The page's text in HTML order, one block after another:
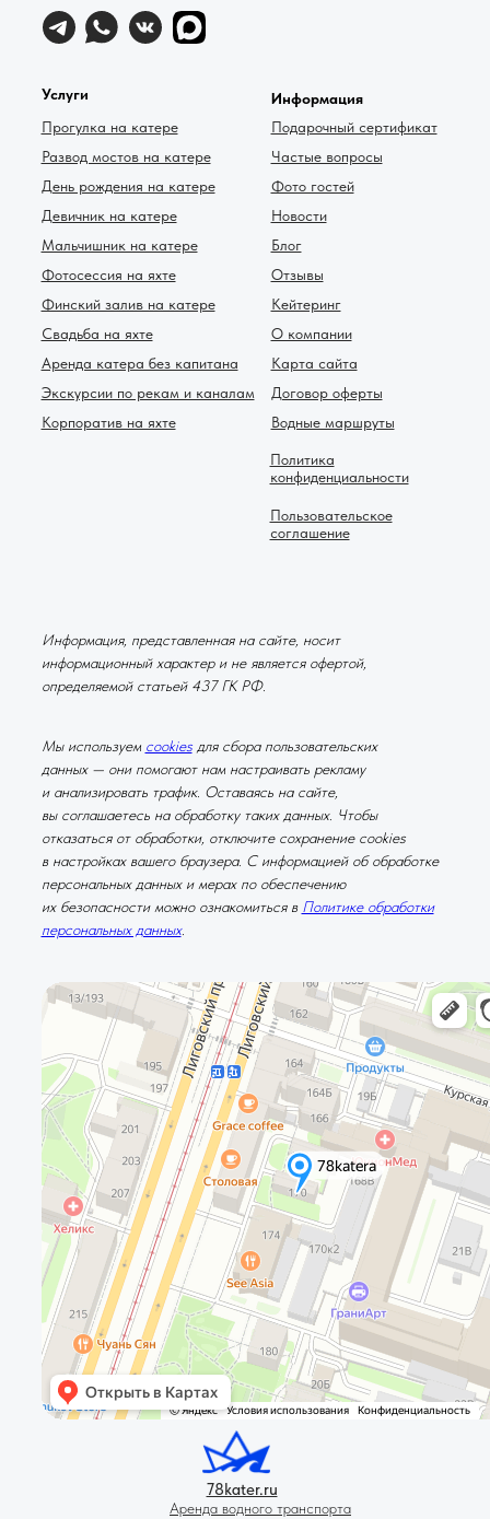
Услуги
Прогулка на катере
Развод мостов на катере
День рождения на катере
Девичник на катере
Мальчишник на катере
Фотосессия на яхте
Финский залив на катере
Свадьба на яхте
Аренда катера без капитана
Экскурсии по рекам и каналам
Корпоратив на яхте
78kater.ru
Аренда водного транспорта
Пользовательское
соглашение
Политика
конфиденциальности
Договор оферты
Водные маршруты
Блог
Информация
Подарочный сертификат
Частые вопросы
Фото гостей
Новости
Отзывы
Кейтеринг
О компании
Карта сайта
Мы используем cookiesдля сбора пользовательских
данных — они помогают нам настраивать рекламу
и анализировать трафик. Оставаясь на сайте,
вы соглашаетесь на обработку таких данных. Чтобы
отказаться от обработки, отключите сохранение cookies
в настройках вашего браузера. С информацией об обработке
персональных данных и мерах по обеспечению
их безопасности можно ознакомиться в Политике обработки
персональных данных.
Информация, представленная на сайте, носит
информационный характер и не является офертой,
определяемой статьей 437 ГК РФ.